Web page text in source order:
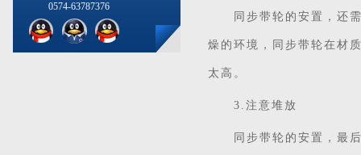
0574-63787376
同步带轮的安置，还需
燥的环境，同步带轮在材
太高。
3.注意堆放
同步带轮的安置，最后